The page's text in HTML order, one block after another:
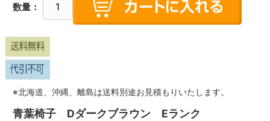
数量：
※北海道、沖縄、離島は送料別途お見積もりいたします。
青葉椅子 Dダークブラウン Eランク